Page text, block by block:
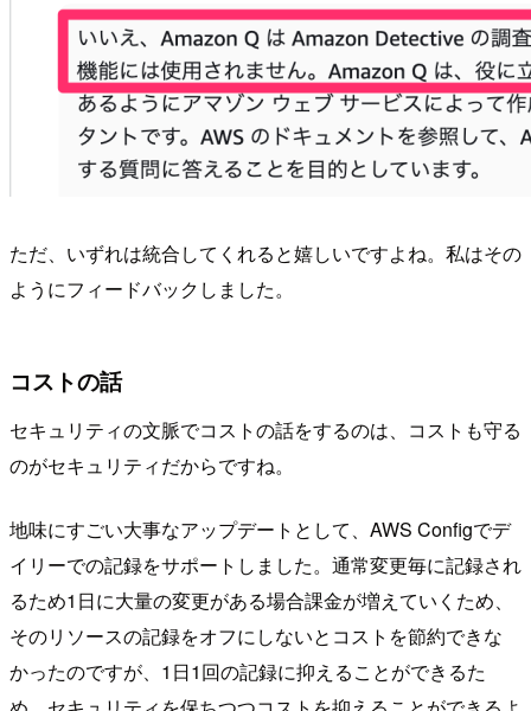
ただ、いずれは統合してくれると嬉しいですよね。私はその
ようにフィードバックしました。
コストの話
セキュリティの文脈でコストの話をするのは、コストも守る
のがセキュリティだからですね。
地味にすごい大事なアップデートとして、AWS Configでデ
イリーでの記録をサポートしました。通常変更毎に記録され
るため1日に大量の変更がある場合課金が増えていくため、
そのリソースの記録をオフにしないとコストを節約できな
かったのですが、1日1回の記録に抑えることができるた